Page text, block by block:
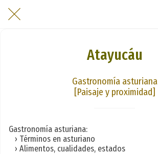
Atayucáu
Gastronomía asturiana
[Paisaje y proximidad]
Gastronomía asturiana:
› Términos en asturiano
› Alimentos, cualidades, estados